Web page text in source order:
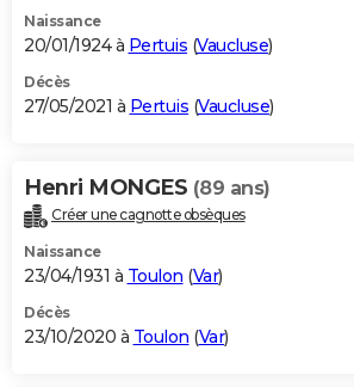
Naissance
20/01/1924 à Pertuis (Vaucluse)
Décès
27/05/2021 à Pertuis (Vaucluse)
Henri MONGES (89 ans)
Créer une cagnotte obsèques
Naissance
23/04/1931 à Toulon (Var)
Décès
23/10/2020 à Toulon (Var)